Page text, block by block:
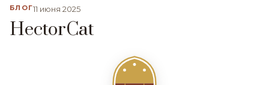
БЛОГ11 июня 2025
HectorCat